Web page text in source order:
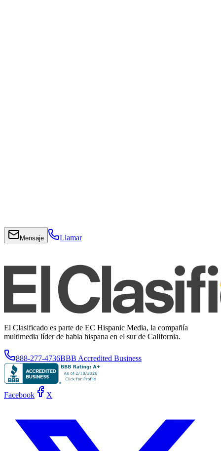
Mensaje Llamar
El Clasificado es parte de EC Hispanic Media, la compañía
multimedia líder de habla hispana en el sur de California.
888-277-4736BBB Accredited Business
Facebook X